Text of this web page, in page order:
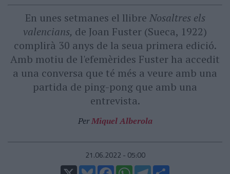
En unes setmanes el llibre Nosaltres els
valencians, de Joan Fuster (Sueca, 1922)
complirà 30 anys de la seua primera edició.
Amb motiu de l'efemèrides Fuster ha accedit
a una conversa que té més a veure amb una
partida de ping-pong que amb una
entrevista.
PerMiquel Alberola
21.06.2022 - 05:00
X
BlueskyFacebookWhatsAppTelegram